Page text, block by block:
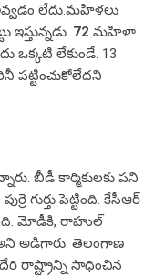
లేదు.మహిళలు
72 మహిళా
ఒక్కటి లేకుండే. 13
పట్టించుకోలేదని
బీడీ కార్మికులకు పని
గుర్తు పెట్టింది. కేసీఆర్
మోడీకి, రాహుల్
అడిగారు. తెలంగాణ
రాష్ట్రాన్ని సాధించిన